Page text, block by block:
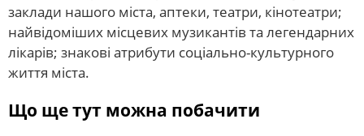
заклади нашого міста, аптеки, театри, кінотеатри;
найвідоміших місцевих музикантів та легендарних
лікарів; знакові атрибути соціально-культурного
життя міста.
Що ще тут можна побачити